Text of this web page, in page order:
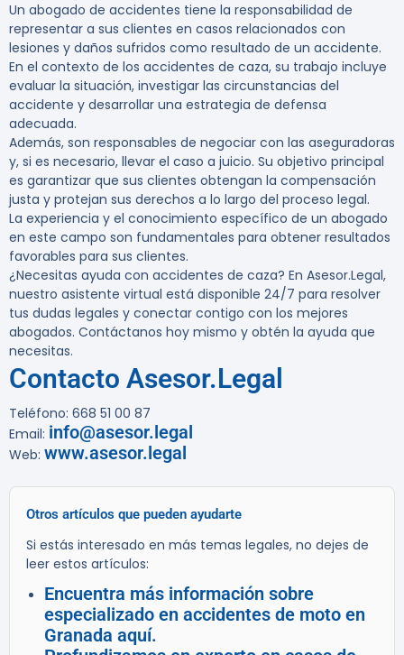
Un abogado de accidentes tiene la responsabilidad de
representar a sus clientes en casos relacionados con
lesiones y daños sufridos como resultado de un accidente.
En el contexto de los accidentes de caza, su trabajo incluye
evaluar la situación, investigar las circunstancias del
accidente y desarrollar una estrategia de defensa
adecuada.
Además, son responsables de negociar con las aseguradoras
y, si es necesario, llevar el caso a juicio. Su objetivo principal
es garantizar que sus clientes obtengan la compensación
justa y protejan sus derechos a lo largo del proceso legal.
La experiencia y el conocimiento específico de un abogado
en este campo son fundamentales para obtener resultados
favorables para sus clientes.
¿Necesitas ayuda con accidentes de caza? En Asesor.Legal,
nuestro asistente virtual está disponible 24/7 para resolver
tus dudas legales y conectar contigo con los mejores
abogados. Contáctanos hoy mismo y obtén la ayuda que
necesitas.
Contacto Asesor.Legal
Teléfono: 668 51 00 87
Email: info@asesor.legal
Web: www.asesor.legal
Otros artículos que pueden ayudarte
Si estás interesado en más temas legales, no dejes de
leer estos artículos:
Encuentra más información sobre
especializado en accidentes de moto en
Granada aquí.